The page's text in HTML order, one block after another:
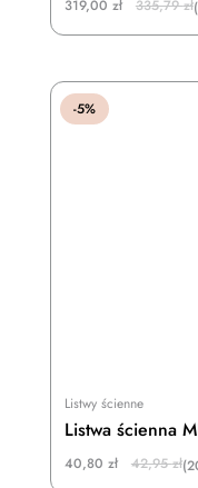
335,79zł
Original
319,00 zł
Current
-5%
Listwy ścienne
Listwa ścienna
42,95zł
Original
40,80 zł
Current